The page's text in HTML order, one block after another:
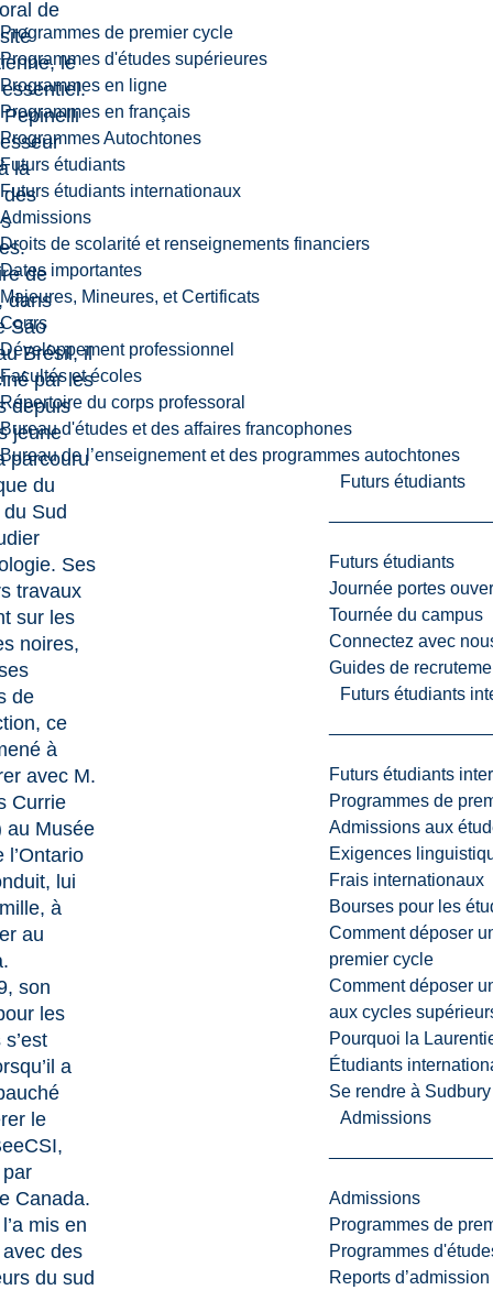
Programmes de premier cycle
Programmes d'études supérieures
Programmes en ligne
Programmes en français
Programmes Autochtones
Futurs étudiants
Futurs étudiants internationaux
Admissions
Droits de scolarité et renseignements financiers
Dates importantes
Majeures, Mineures, et Certificats
Cours
Développement professionnel
Facultés et écoles
Répertoire du corps professoral
Bureau d'études et des affaires francophones
Bureau de l’enseignement et des programmes autochtones
Futurs étudiants
Futurs étudiants
Journée portes
Tournée du campus
Connectez avec
Guides de
Futurs étudiants
Futurs étudiants
Programmes de
Admissions aux
Exigences
Frais internationaux
Bourses pour les
Comment déposer
premier cycle
Comment déposer
aux cycles
Pourquoi la
Étudiants
Se rendre à Sudbury
Admissions
Admissions
Programmes de
Programmes
Reports d’admission
de
le
la
de
dans
São
Brésil, il
par les
depuis
jeune
parcouru
du
Sud
Ses
travaux
sur les
noires,
de
ce
à
avec M.
Currie
au Musée
l’Ontario
lui
à
au
son
les
a
le
Canada.
mis en
des
du sud